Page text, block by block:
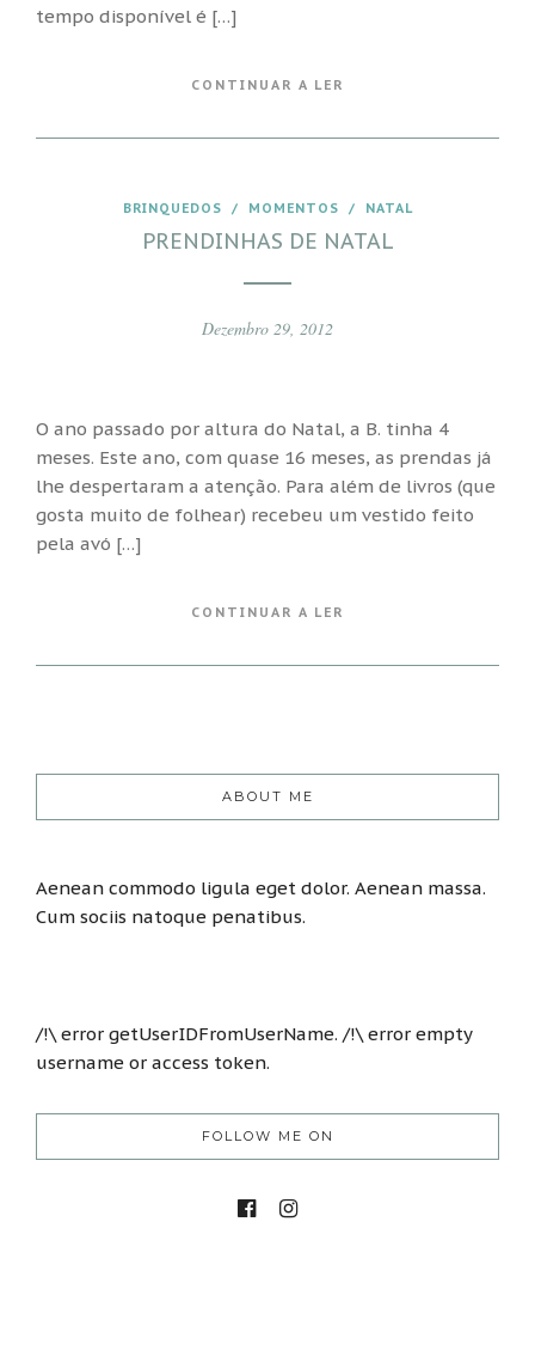
tempo disponível é […]
CONTINUAR A LER
BRINQUEDOS / MOMENTOS / NATAL
PRENDINHAS DE NATAL
Dezembro 29, 2012
O ano passado por altura do Natal, a B. tinha 4
meses. Este ano, com quase 16 meses, as prendas já
lhe despertaram a atenção. Para além de livros (que
gosta muito de folhear) recebeu um vestido feito
pela avó […]
CONTINUAR A LER
ABOUT ME
Aenean commodo ligula eget dolor. Aenean massa.
Cum sociis natoque penatibus.
/!\ error getUserIDFromUserName. /!\ error empty
username or access token.
FOLLOW ME ON